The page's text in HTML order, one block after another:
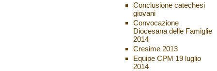
Conclusione catechesi
giovani
Convocazione
Diocesana delle Famiglie
2014
Cresime 2013
Equipe CPM 19 luglio
2014